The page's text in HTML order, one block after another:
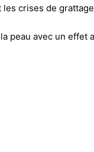
crises de
peau avec un